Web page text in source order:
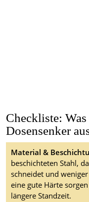
Checkliste:
Dosensenker
Material &
beschichteten Stahl,
schneidet und
eine gute Härte
längere Standzeit.